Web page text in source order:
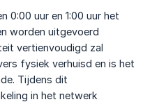
0:00 uur en 1:00 uur het
worden uitgevoerd
vertienvoudigd zal
fysiek verhuisd en is het
Tijdens dit
in het netwerk